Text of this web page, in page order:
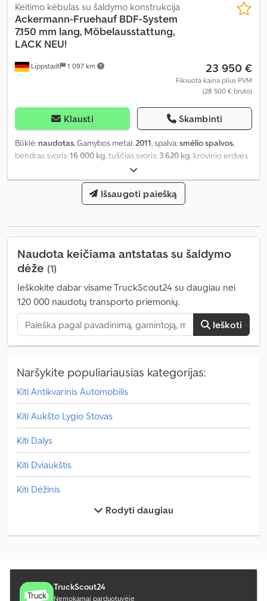
Lippstadt 1 097 km
Keitimo kėbulas su šaldymo konstrukcija
Ackermann-Fruehauf BDF-System
7.150 mm lang, Möbelausstattung,
LACK NEU!
23 950 €
Fiksuota kaina plius PVM
(28 500 € bruto)
Klausti Skambinti
Būklė: naudotas, Gamybos metai:2011, spalva:smėlio spalvos,
bendras svoris:16 000 kg, tuščias svoris: 3 620 kg, krovinio erdvės
, krovinių skyriaus plotis:
6 980 mm, krovos erdvės aukštis:2 560 mm,
Išsaugoti paiešką
Naudota keičiama antstatas su šaldymo
dėže (1)
Ieškokite dabar visame TruckScout24 su daugiau nei
120 000 naudotų transporto priemonių.
Ieškoti
Naršykite populiariausias kategorijas:
Kiti Antikvarinis Automobilis
Kiti Aukšto Lygio Stovas
Kiti Dalys
Kiti Dviaukštis
Kiti Dėžinis
Kiti Gyvenamasis Namelis
Kiti Keičiami Degalai / Brezentas
Kiti Miškas
Rodyti daugiau
TruckScout24
Nemokamai parduotuvėje